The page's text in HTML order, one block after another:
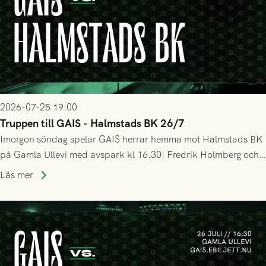
2026-07-25 19:00
Truppen till GAIS - Halmstads BK 26/7
Imorgon söndag spelar GAIS herrar hemma mot Halmstads BK
på Gamla Ullevi med avspark kl 16.30! Fredrik Holmberg och
ledarstaben har tagit ut följande trupp till matchen:
Läs mer